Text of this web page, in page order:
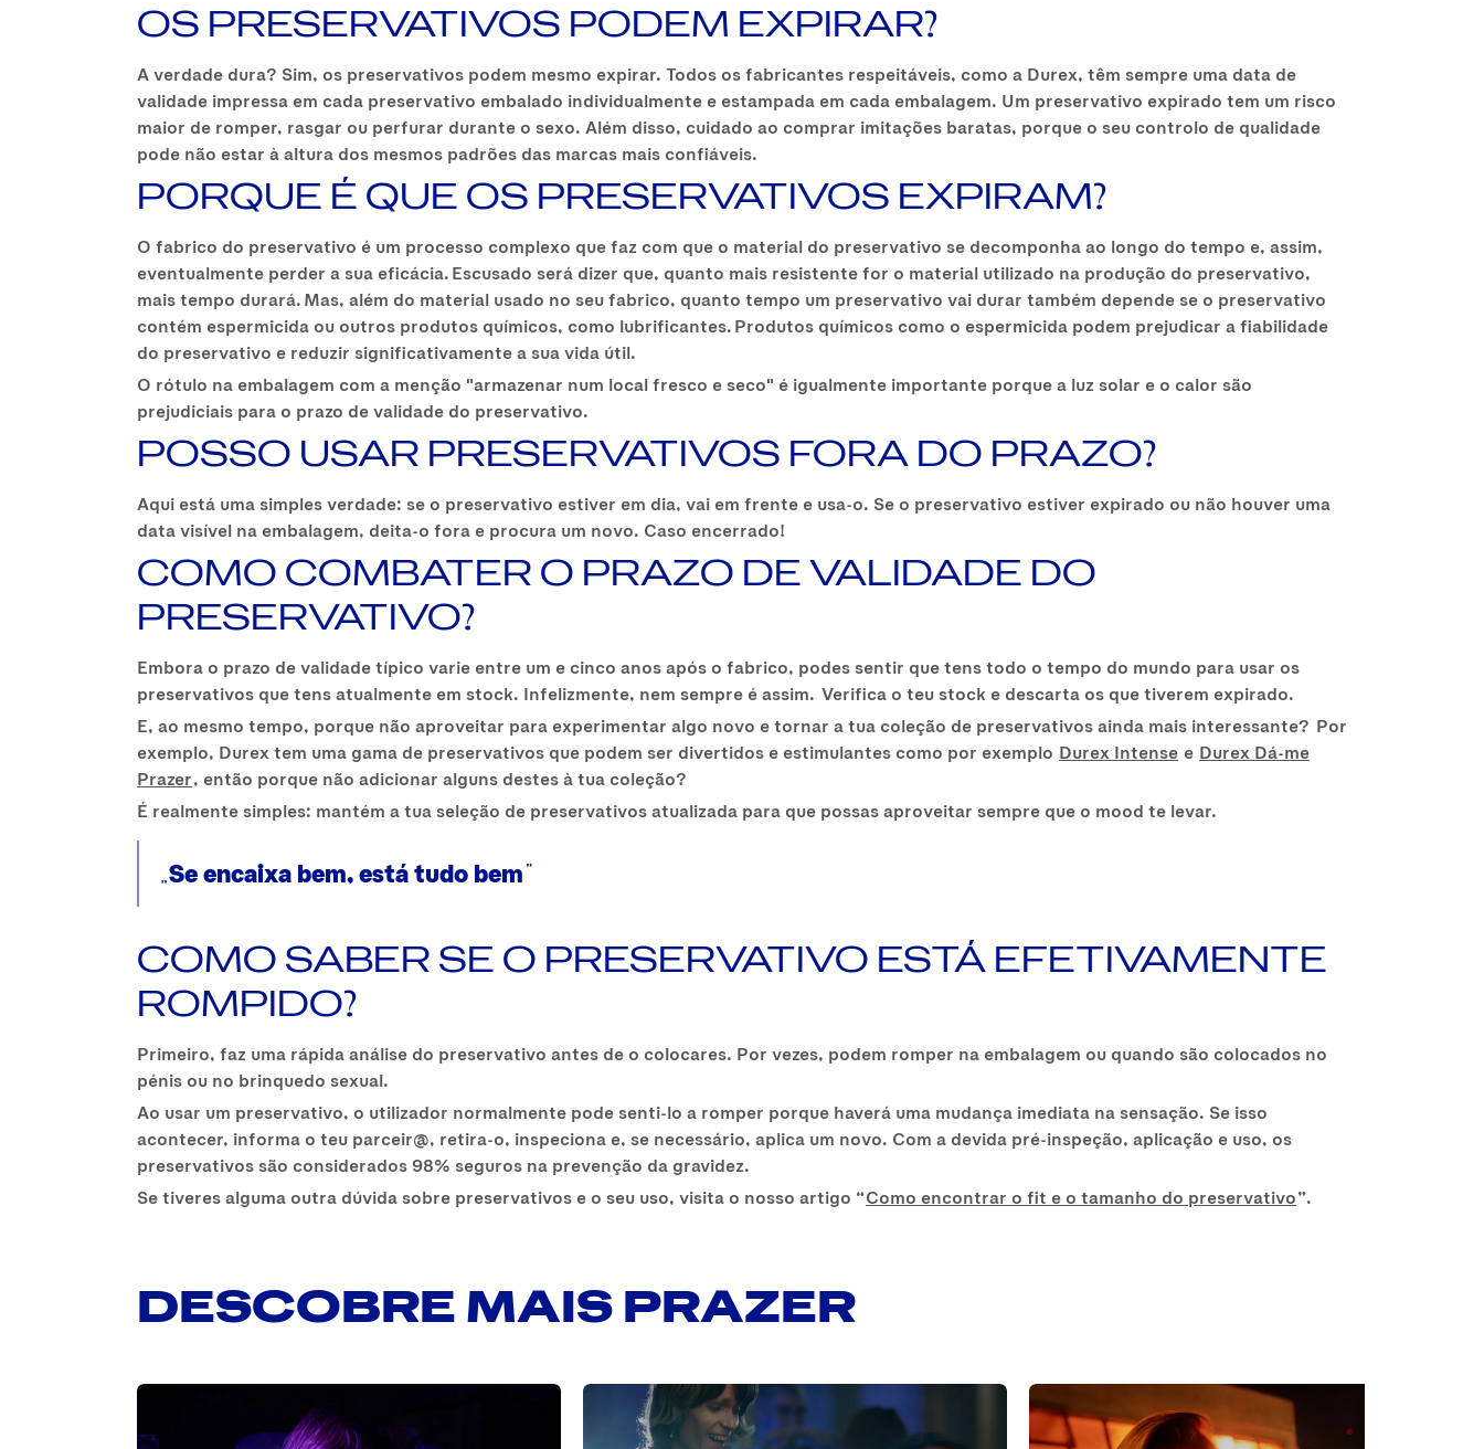
OS PRESERVATIVOS PODEM EXPIRAR?
A verdade dura? Sim, os preservativos podem mesmo expirar. Todos os fabricantes respeitáveis, como a Durex, têm sempre uma data de
validade impressa em cada preservativo embalado individualmente e estampada em cada embalagem. Um preservativo expirado tem um risco
maior de romper, rasgar ou perfurar durante o sexo. Além disso, cuidado ao comprar imitações baratas, porque o seu controlo de qualidade
pode não estar à altura dos mesmos padrões das marcas mais confiáveis.
PORQUE É QUE OS PRESERVATIVOS EXPIRAM?
O fabrico do preservativo é um processo complexo que faz com que o material do preservativo se decomponha ao longo do tempo e, assim,
eventualmente perder a sua eficácia. Escusado será dizer que, quanto mais resistente for o material utilizado na produção do preservativo,
mais tempo durará. Mas, além do material usado no seu fabrico, quanto tempo um preservativo vai durar também depende se o preservativo
contém espermicida ou outros produtos químicos, como lubrificantes. Produtos químicos como o espermicida podem prejudicar a fiabilidade
do preservativo e reduzir significativamente a sua vida útil.
O rótulo na embalagem com a menção "armazenar num local fresco e seco" é igualmente importante porque a luz solar e o calor são
prejudiciais para o prazo de validade do preservativo.
POSSO USAR PRESERVATIVOS FORA DO PRAZO?
Aqui está uma simples verdade: se o preservativo estiver em dia, vai em frente e usa-o. Se o preservativo estiver expirado ou não houver uma
data visível na embalagem, deita-o fora e procura um novo. Caso encerrado!
COMO COMBATER O PRAZO DE VALIDADE DO
PRESERVATIVO?
Embora o prazo de validade típico varie entre um e cinco anos após o fabrico, podes sentir que tens todo o tempo do mundo para usar os
preservativos que tens atualmente em stock. Infelizmente, nem sempre é assim. Verifica o teu stock e descarta os que tiverem expirado.
E, ao mesmo tempo, porque não aproveitar para experimentar algo novo e tornar a tua coleção de preservativos ainda mais interessante? Por
exemplo, Durex tem uma gama de preservativos que podem ser divertidos e estimulantes como por exemplo Durex Intense e Durex Dá-me
Prazer, então porque não adicionar alguns destes à tua coleção?
É realmente simples: mantém a tua seleção de preservativos atualizada para que possas aproveitar sempre que o mood te levar.
Se encaixa bem, está tudo bem
COMO SABER SE O PRESERVATIVO ESTÁ EFETIVAMENTE
ROMPIDO?
Primeiro, faz uma rápida análise do preservativo antes de o colocares. Por vezes, podem romper na embalagem ou quando são colocados no
pénis ou no brinquedo sexual.
Ao usar um preservativo, o utilizador normalmente pode senti-lo a romper porque haverá uma mudança imediata na sensação. Se isso
acontecer, informa o teu parceir@, retira-o, inspeciona e, se necessário, aplica um novo. Com a devida pré-inspeção, aplicação e uso, os
preservativos são considerados 98% seguros na prevenção da gravidez.
Se tiveres alguma outra dúvida sobre preservativos e o seu uso, visita o nosso artigo “Como encontrar o fit e o tamanho do preservativo”.
DESCOBRE MAIS PRAZER